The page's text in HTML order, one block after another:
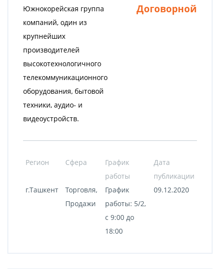
Южнокорейская группа
компаний, один из
крупнейших
производителей
высокотехнологичного
телекоммуникационного
оборудования, бытовой
техники, аудио- и
видеоустройств.
Договорной
Регион Сфера
График
работы
Дата
публикации
г.Ташкент
Торговля,
Продажи
График
работы: 5/2,
с 9:00 до
18:00
09.12.2020